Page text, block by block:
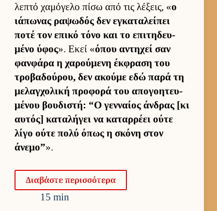
λεπτό χαμόγελο πίσω από τις λέξεις, «ο
ιάπωνας ραψωδός δεν εγκαταλεί­πει
ποτέ τον επικό τόνο και το επιτηδευ­
μένο ύφος». Εκεί «όπου αντηχεί σαν
φαν­φάρα η χαρού­μενη έκ­φραση του
τροβαδού­ρου, δεν ακούμε εδώ παρά τη
μελαγ­χολική προφορά του απογοη­τευ­
μένου βου­διστή: “Ο γεν­ναίος άν­δρας [κι
αυ­τός] καταλήγει να καταρ­ρέει ούτε
λίγο ούτε πολύ όπως η σκόνη στον
άνεμο”».
Δια­βάστε περισ­σότερα
15 min